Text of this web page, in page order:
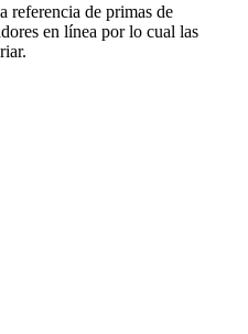
referencia de primas de
en línea por lo cual las